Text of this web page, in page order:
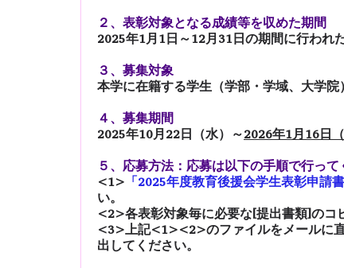
２、表彰対象となる成績等を収めた期間
2025年1月1日～12月31日の期間に行われ
３、募集対象
本学に在籍する学生（学部・学域、大学院）
４、募集期間
2025年10月22日（水）～2026年1月16日
５、応募方法：応募は以下の手順で行って
<1> 「2025年度教育後援会学生表彰申請
い。
<2>各表彰対象毎に必要な[提出書類]のコ
<3>上記<1><2>のファイルをメールに
出してください。